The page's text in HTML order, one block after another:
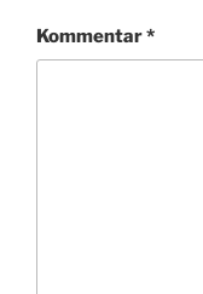
Kommentar*